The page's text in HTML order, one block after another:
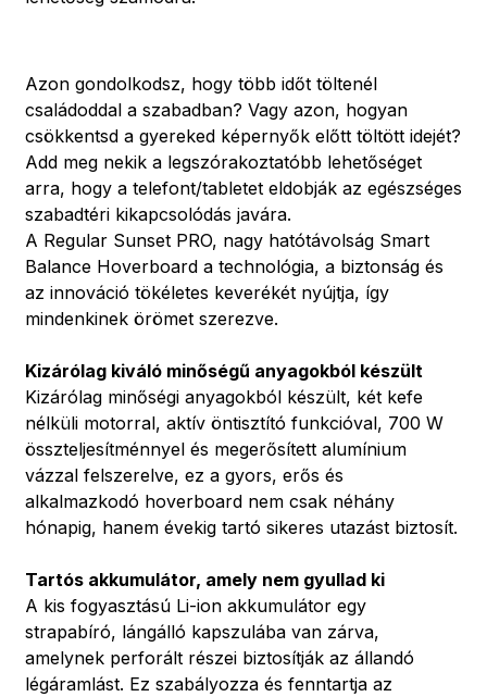
Azon gondolkodsz, hogy több időt töltenél
családoddal a szabadban? Vagy azon, hogyan
csökkentsd a gyereked képernyők előtt töltött idejét?
Add meg nekik a legszórakoztatóbb lehetőséget
arra, hogy a telefont/tabletet eldobják az egészséges
szabadtéri kikapcsolódás javára.
A Regular Sunset PRO, nagy hatótávolság Smart
Balance Hoverboard a technológia, a biztonság és
az innováció tökéletes keverékét nyújtja, így
mindenkinek örömet szerezve.
Kizárólag kiváló minőségű anyagokból készült
Kizárólag minőségi anyagokból készült, két kefe
nélküli motorral, aktív öntisztító funkcióval, 700 W
összteljesítménnyel és megerősített alumínium
vázzal felszerelve, ez a gyors, erős és
alkalmazkodó hoverboard nem csak néhány
hónapig, hanem évekig tartó sikeres utazást biztosít.
Tartós akkumulátor, amely nem gyullad ki
A kis fogyasztású Li-ion akkumulátor egy
strapabíró, lángálló kapszulába van zárva,
amelynek perforált részei biztosítják az állandó
légáramlást. Ez szabályozza és fenntartja az